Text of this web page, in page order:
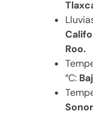
Roo.
°C: